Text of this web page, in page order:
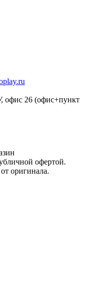
офис 26 (офис+пункт
офертой.
оригинала.